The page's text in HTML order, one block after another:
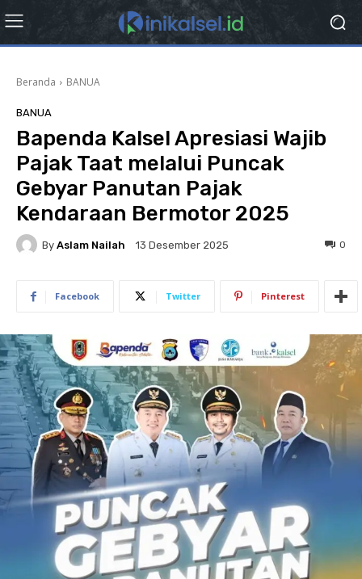
Beranda BANUA
BANUA
Bapenda Kalsel Apresiasi Wajib
Pajak Taat melalui Puncak
Gebyar Panutan Pajak
Kendaraan Bermotor 2025
By Aslam Nailah 13 Desember 2025 0
Facebook Twitter Pinterest